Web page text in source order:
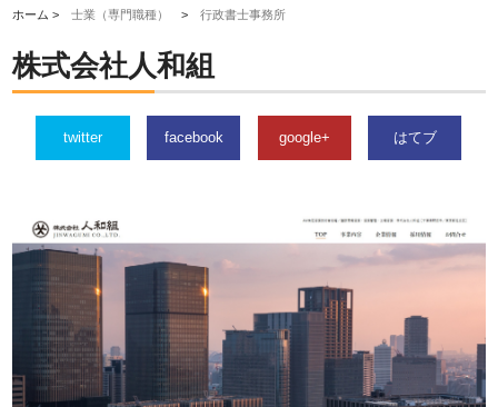
ホーム >士業（専門職種） >行政書士事務所
株式会社人和組
twitter facebook google+ はてブ